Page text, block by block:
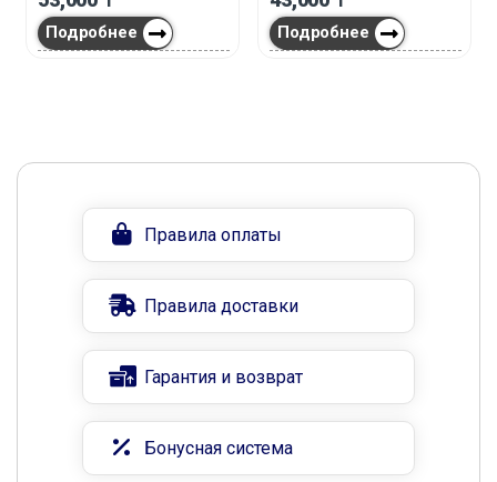
Подробнее Подробнее
Правила оплаты
Правила доставки
Гарантия и возврат
Бонусная система